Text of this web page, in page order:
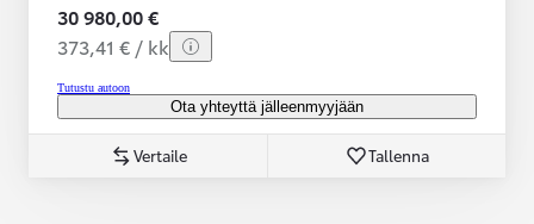
30 980,00 €
373,41 € / kk
Tutustu autoon
Ota yhteyttä jälleenmyyjään
Vertaile Tallenna